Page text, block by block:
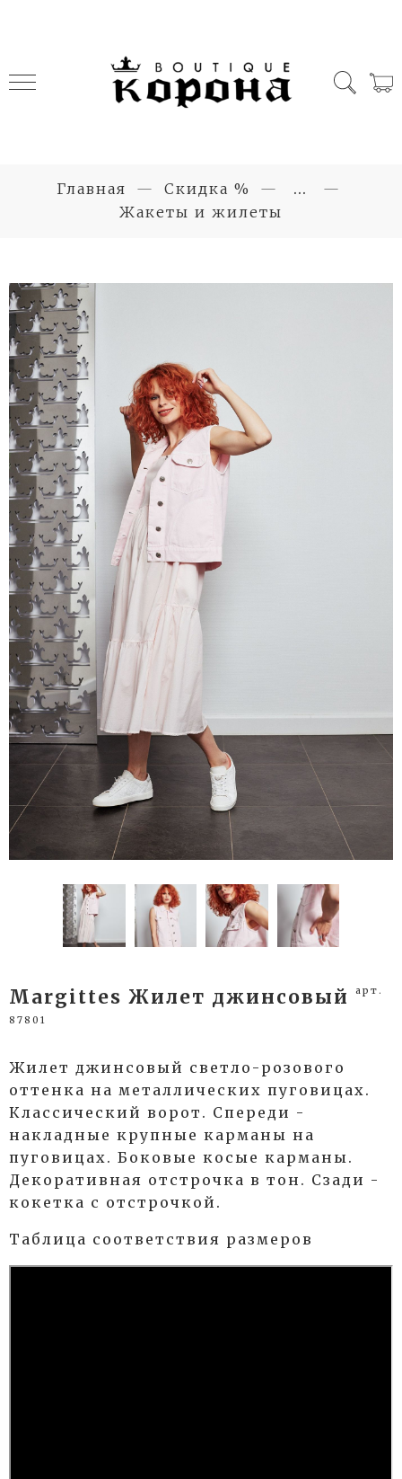
Главная Скидка %
...
Жакеты и жилеты
Margittes Жилет джинсовый арт.
87801
Жилет джинсовый светло-розового
оттенка на металлических пуговицах.
Классический ворот. Спереди -
накладные крупные карманы на
пуговицах. Боковые косые карманы.
Декоративная отстрочка в тон. Сзади -
кокетка с отстрочкой.
Таблица соответствия размеров